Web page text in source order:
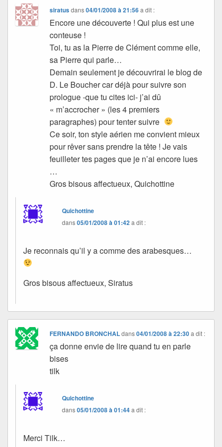
siratusdans04/01/2008 à 21:56 a dit :
Encore une découverte ! Qui plus est une
conteuse !
Toi, tu as la Pierre de Clément comme elle,
sa Pierre qui parle…
Demain seulement je découvrirai le blog de
D. Le Boucher car déjà pour suivre son
prologue -que tu cites ici- j’ai dû
« m’accrocher » (les 4 premiers
paragraphes) pour tenter suivre
Ce soir, ton style aérien me convient mieux
pour rêver sans prendre la tête ! Je vais
feuilleter tes pages que je n’ai encore lues
…
Gros bisous affectueux, Quichottine
Quichottine
dans05/01/2008 à 01:42 a dit :
Je reconnais qu’il y a comme des arabesques…
Gros bisous affectueux, Siratus
FERNANDO BRONCHALdans04/01/2008 à 22:30 a dit :
ça donne envie de lire quand tu en parle
bises
tilk
Quichottine
dans05/01/2008 à 01:44a dit :
Merci Tilk…